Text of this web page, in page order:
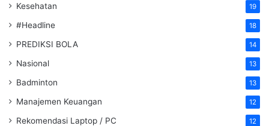
Kesehatan 19
#Headline 18
PREDIKSI BOLA 14
Nasional 13
Badminton 13
Manajemen Keuangan 12
Rekomendasi Laptop / PC 12